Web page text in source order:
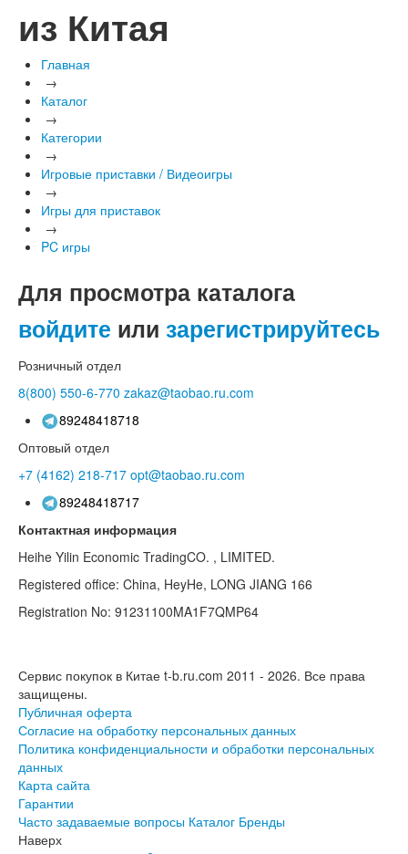
из Китая
Главная
→
Каталог
→
Категории
→
Игровые приставки / Видеоигры
→
Игры для приставок
→
PC игры
Для просмотра каталога
войдите или зарегистрируйтесь
Розничный отдел
8(800) 550-6-770 zakaz@taobao.ru.com
89248418718
Оптовый отдел
+7 (4162) 218-717 opt@taobao.ru.com
89248418717
Контактная информация
Heihe Yilin Economic TradingCO. , LIMITED.
Registered office: China, HeyHe, LONG JIANG 166
Registration No: 91231100MA1F7QMP64
Сервис покупок в Китае t-b.ru.com 2011 - 2026. Все права
защищены.
Публичная оферта
Согласие на обработку персональных данных
Политика конфиденциальности и обработки персональных
данных
Карта сайта
Гарантии
Часто задаваемые вопросы Каталог Бренды
Наверх